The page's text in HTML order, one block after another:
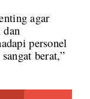
agar
dan
personel
berat,”